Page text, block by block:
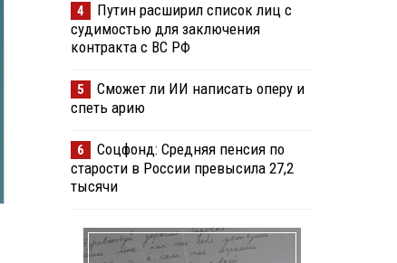
4
Путин расширил список лиц с
судимостью для заключения
контракта с ВС РФ
5
Сможет ли ИИ написать оперу и
спеть арию
6
Соцфонд: Средняя пенсия по
старости в России превысила 27,2
тысячи